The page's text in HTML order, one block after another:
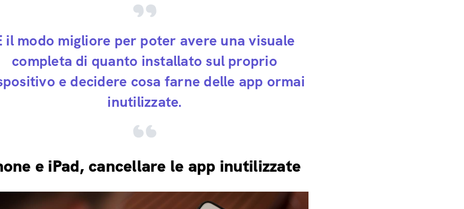
il modo migliore per poter avere una visuale
completa di quanto installato sul proprio
e decidere cosa farne delle app ormai
inutilizzate.
e iPad, cancellare le app inutilizzate